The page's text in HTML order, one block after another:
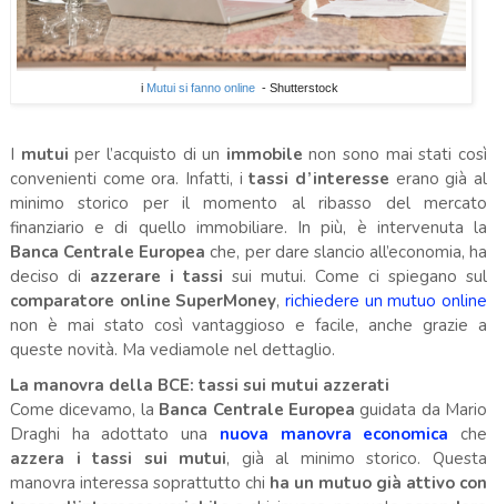
i Mutui si fanno online - Shutterstock
I mutui per l’acquisto di un immobile non sono mai stati così
convenienti come ora. Infatti, itassi d’interesse erano già al
minimo storico per il momento al ribasso del mercato
finanziario e di quello immobiliare. In più, è intervenuta la
Banca Centrale Europea che, per dare slancio all’economia, ha
deciso di azzerare i tassi sui mutui. Come ci spiegano sul
comparatore online SuperMoney,richiedere un mutuo online
non è mai stato così vantaggioso e facile, anche grazie a
queste novità. Ma vediamole nel dettaglio.
La manovra della BCE: tassi sui mutui azzerati
Come dicevamo, la Banca Centrale Europea guidata da Mario
Draghi ha adottato una nuova manovra economica che
azzera
i tassi sui mutui, già al minimo storico. Questa
manovra interessa soprattutto chi ha un mutuo già attivo con